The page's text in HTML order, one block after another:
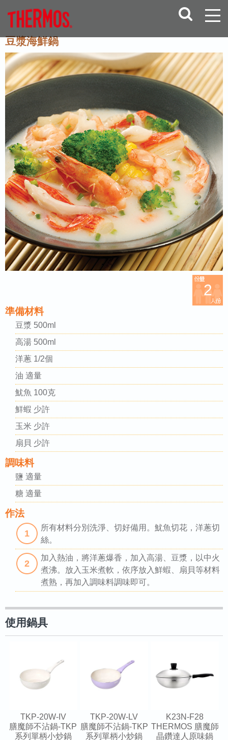
豆漿海鮮鍋
2
準備材料
豆漿 500ml
高湯 500ml
洋蔥 1/2個
油 適量
魷魚 100克
鮮蝦 少許
玉米 少許
扇貝 少許
調味料
鹽 適量
糖 適量
作法
1
所有材料分別洗淨、切好備用。魷魚切花，洋蔥切
絲。
2
加入熱油，將洋蔥爆香，加入高湯、豆漿，以中火
煮沸。放入玉米煮軟，依序放入鮮蝦、扇貝等材料
煮熟，再加入調味料調味即可。
使用鍋具
TKP-20W-IV
膳魔師不沾鍋-TKP
系列單柄小炒鍋
TKP-20W-LV
膳魔師不沾鍋-TKP
系列單柄小炒鍋
K23N-F28
THERMOS 膳魔師
晶鑽達人原味鍋